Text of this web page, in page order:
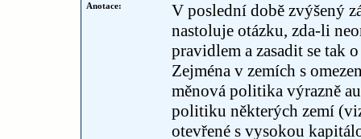
Anotace:
V poslední době zvýšený
nastoluje otázku, zda-li
pravidlem a zasadit se tak
Zejména v zemích s
měnová politika výrazně
politiku některých zemí
otevřené s vysokou